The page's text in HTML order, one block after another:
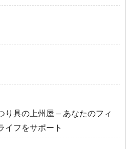
り具の上州屋 – あなたのフィ
イフをサポート